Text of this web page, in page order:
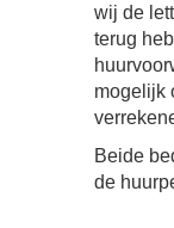
wij de
terug
mogelijk
Beide
de